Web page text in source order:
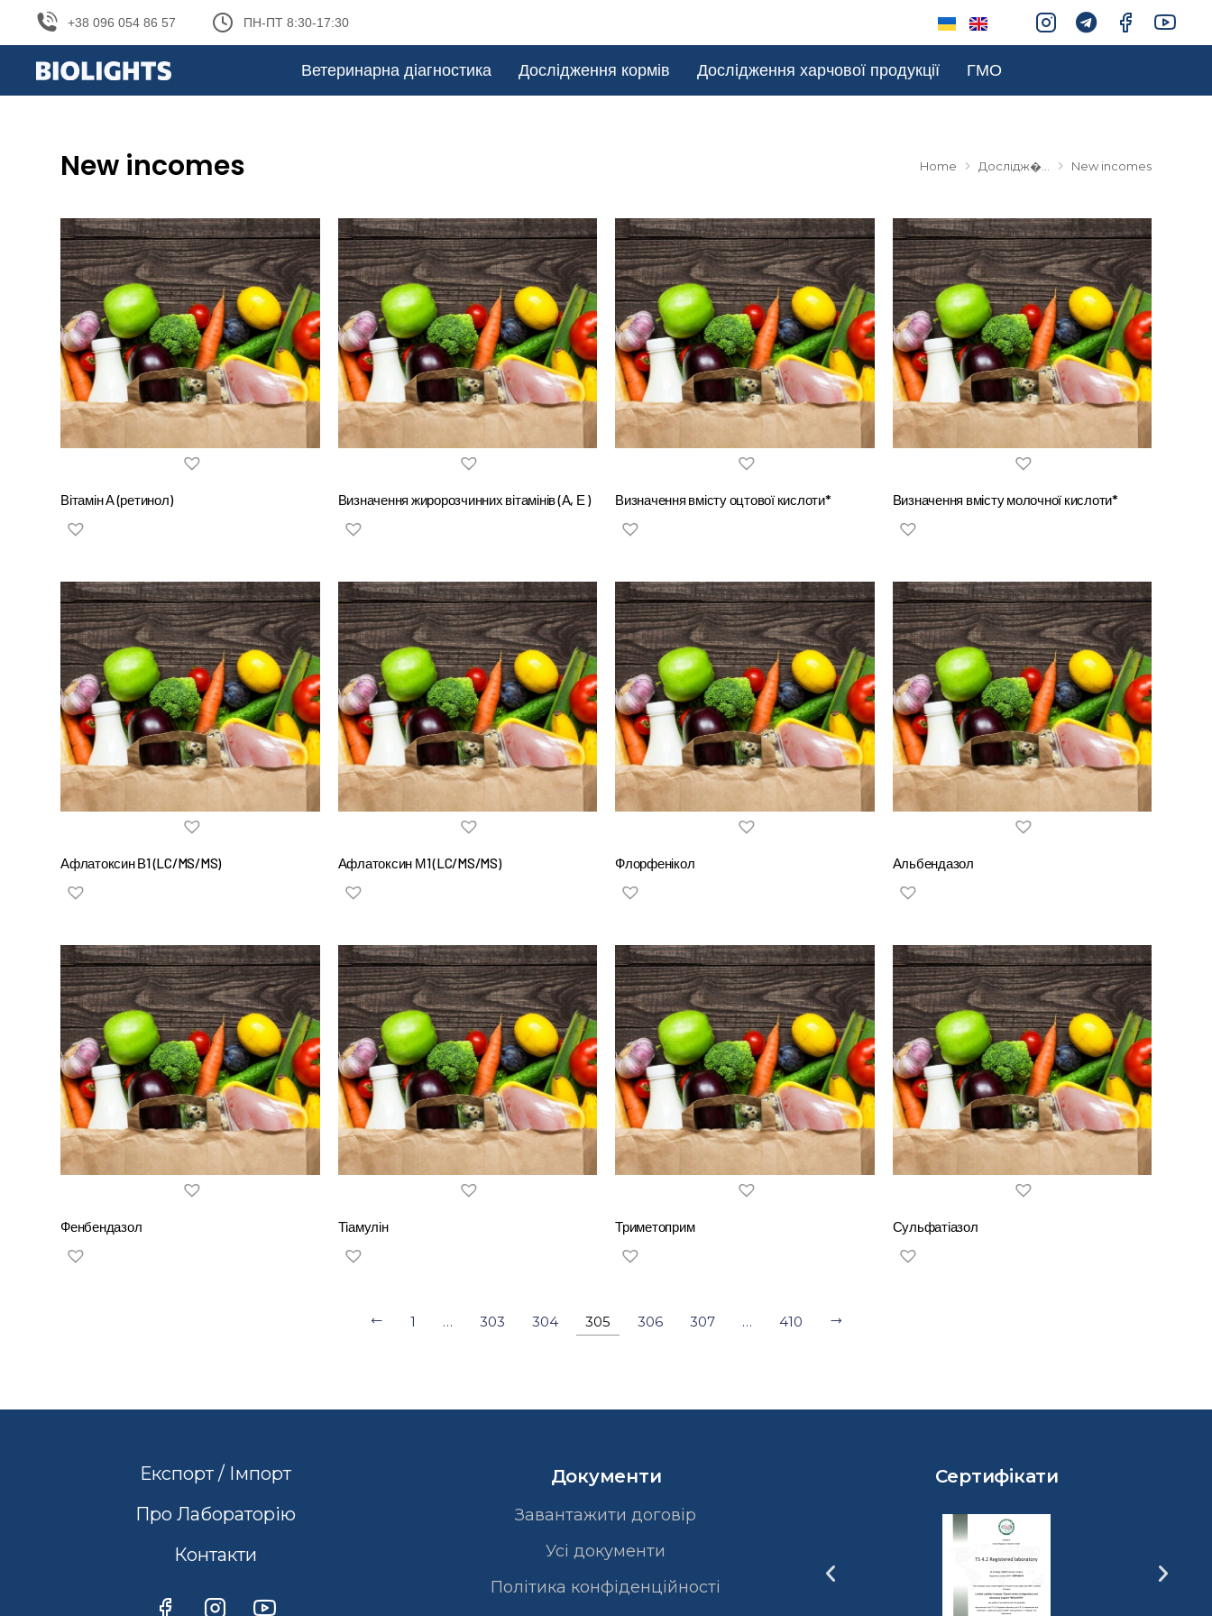
+38 096 054 86 57 ПН-ПТ 8:30-17:30
Ветеринарна діагностика Дослідження кормів Дослідження харчової продукції ГМО
New incomes Home Дослідж�… New incomes
Вітамін А (ретинол) Визначення жиророзчинних вітамінів (А, Е ) Визначення вмісту оцтової кислоти* Визначення вмісту молочної кислоти*
Афлатоксин В1 (LC/MS/MS) Афлатоксин М1 (LC/MS/MS) Флорфенікол Альбендазол
Фенбендазол Тіамулін Триметоприм Сульфатіазол
1 … 303 304 305 306 307 … 410
Експорт / Імпорт
Про Лабораторію
Контакти
Документи
Завантажити договір
Усі документи
Політика конфіденційності
Сертифікати